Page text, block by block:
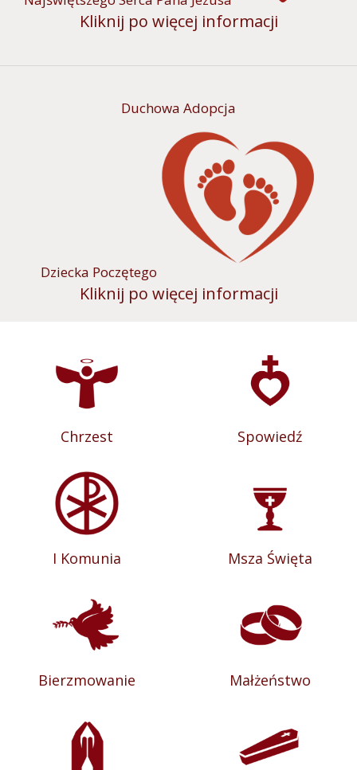
Kliknij po więcej informacji
Duchowa Adopcja
Dziecka Poczętego
Kliknij po więcej informacji
Chrzest Spowiedź
I Komunia Msza Święta
Bierzmowanie Małżeństwo